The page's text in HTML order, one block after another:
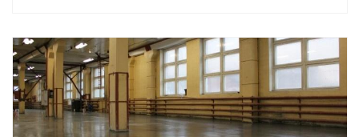
Смотреть проект